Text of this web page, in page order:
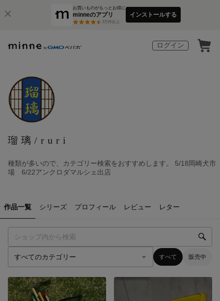
お買いものがもっとお得に
minneのアプリ
3万件以上
インストールする
ログイン
瑠璃/ruri
種類が多いので、カテゴリー検索をおすすめします。 5/18岡崎犬市
場 6/22アンクロダマルシェ出店
作品一覧 シリーズ プロフィール レビュー レター
すべて 販売中